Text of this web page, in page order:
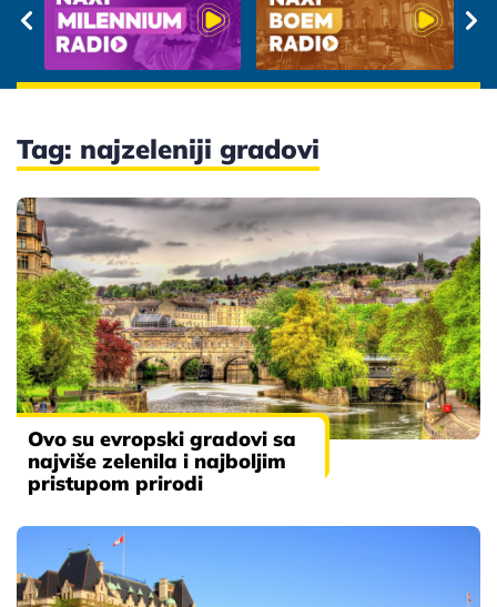
Tag: najzeleniji gradovi
Ovo su evropski gradovi sa
najviše zelenila i najboljim
pristupom prirodi